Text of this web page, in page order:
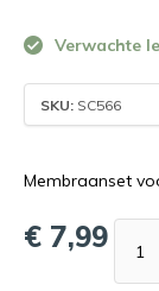
Verwachte
SKU: SC566
Membraanset
€ 7,99